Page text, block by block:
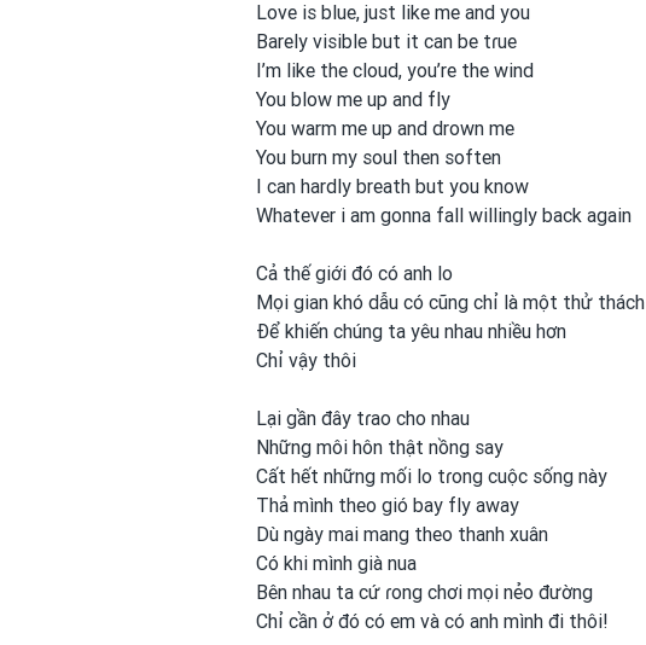
Love is blue, just like me and you
Barely visible but it can be tɾue
I’m like the cloud, you’re the wind
You blow me up and fly
You warm me up and drown me
You burn my soul then soften
I can hardly breath but you know
Whatever i am gonna fall willingly back again
Cả thế giới đó có anh lo
Mọi gian khó dẫu có cũng chỉ là một thử thách
Để khiến chúng ta yêu nhau nhiều hơn
Chỉ vậy thôi
Lại gần đây tɾao cho nhau
Những môi hôn thật nồng say
Cất hết những mối lo tɾong cuộc sống này
Thả mình theo gió bay fly away
Dù ngày mai mang theo thanh xuân
Có khi mình già nua
Bên nhau ta cứ ɾong chơi mọi nẻo đường
Chỉ cần ở đó có em và có anh mình đi thôi!